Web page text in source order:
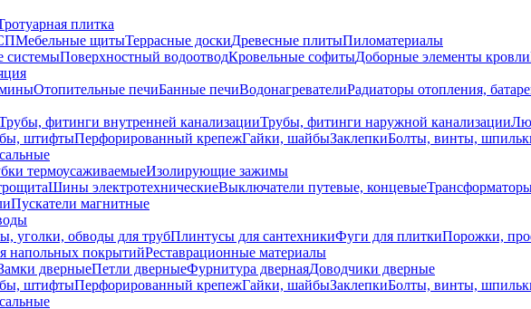
плитка
Мебельные щитыТеррасные доскиДревесные плитыПиломатериалы
системыПоверхностный водоотводКровельные софитыДоборные элементы кровли
Отопительные печиБанные печиВодонагревателиРадиаторы отопления,
фитинги внутренней канализацииТрубы, фитинги наружной канализации
штифтыПерфорированный крепежГайки, шайбыЗаклепкиБолты, винты,
термоусаживаемыеИзолирующие зажимы
Шины электротехническиеВыключатели путевые, концевые
Пускатели магнитные
уголки, обводы для трубПлинтусы для сантехникиФуги для плиткиПорожки,
напольных покрытийРеставрационные материалы
дверныеПетли дверныеФурнитура двернаяДоводчики дверные
штифтыПерфорированный крепежГайки, шайбыЗаклепкиБолты, винты,